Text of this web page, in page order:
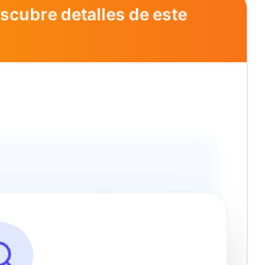
detalles de este